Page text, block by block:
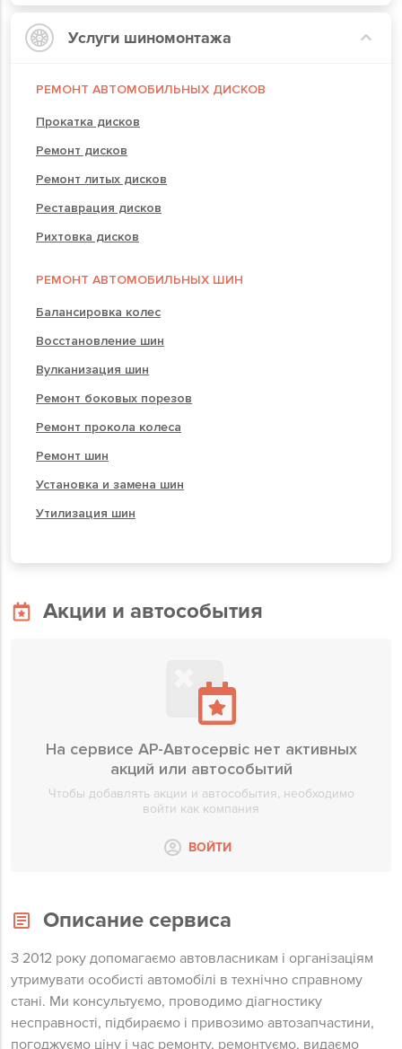
Услуги шиномонтажа
РЕМОНТ АВТОМОБИЛЬНЫХ ДИСКОВ
Прокатка дисков
Ремонт дисков
Ремонт литых дисков
Реставрация дисков
Рихтовка дисков
РЕМОНТ АВТОМОБИЛЬНЫХ ШИН
Балансировка колес
Восстановление шин
Вулканизация шин
Ремонт боковых порезов
Ремонт прокола колеса
Ремонт шин
Установка и замена шин
Утилизация шин
Акции и автособытия
На сервисе АР-Автосервіс нет активных
акций или автособытий
Чтобы добавлять акции и автособытия, необходимо
войти как компания
ВОЙТИ
Описание сервиса
З 2012 року допомагаємо автовласникам і організаціям
утримувати особисті автомобілі в технічно справному
стані. Ми консультуємо, проводимо діагностику
несправності, підбираємо і привозимо автозапчастини,
погоджуємо ціну і час ремонту, ремонтуємо, видаємо